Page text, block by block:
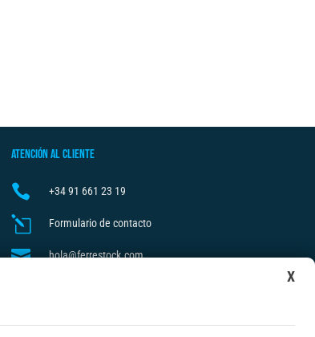
ATENCIÓN AL CLIENTE
 +3491 661 23 19
l Formulario de contacto
 hola@ferrestock.com
X